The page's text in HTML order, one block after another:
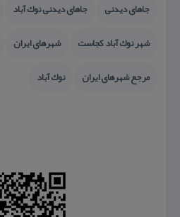
جاهای دیدنی
جاهای دیدنی نوك آباد
شهر نوك آباد كجاست
شهرهای ایران
مرجع شهرهای ایران
نوك آباد